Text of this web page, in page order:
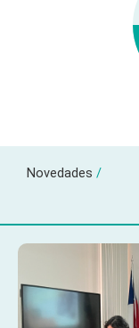
Novedades /